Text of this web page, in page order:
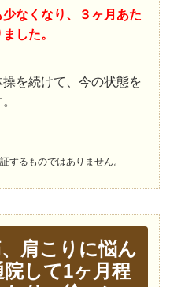
なくなり、３ヶ月あた
した。
を続けて、今の状態を
するものではありません。
肩こりに悩ん
して1ヶ月程